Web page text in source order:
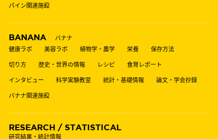
パイン関連施設
BANANA
バナナ
健康ラボ
美容ラボ 植物学・農学 栄養
保存方法
切り方
歴史・世界の情報 レシピ
食育レポート
インタビュー
科学実験教室 統計・基礎情報
論文・学会抄録
バナナ関連施設
RESEARCH / STATISTICAL
研究結果・統計情報